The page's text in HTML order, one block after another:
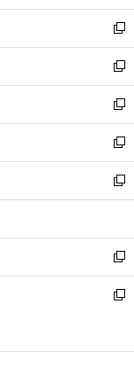
開
く
ウ
で
開
く
ン
ド
ウ
で
開
く
ウ
ィ
ン
ド
ウ
で
開
く
新
し
い
ウ
ィ
ン
ド
ウ
で
開
新
し
い
ウ
ィ
ン
ド
ウ
開
く
新
し
い
ウ
ィ
ン
ウ
で
開
く
新
し
い
ウ
ン
ド
ウ
で
新
し
ウ
ィ
ン
ド
開
新
し
い
ン
新
ウ